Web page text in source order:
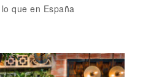
que en España